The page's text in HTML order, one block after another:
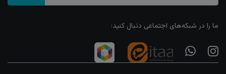
ما را در شبکه‌های اجتماعی دنبال کنید: